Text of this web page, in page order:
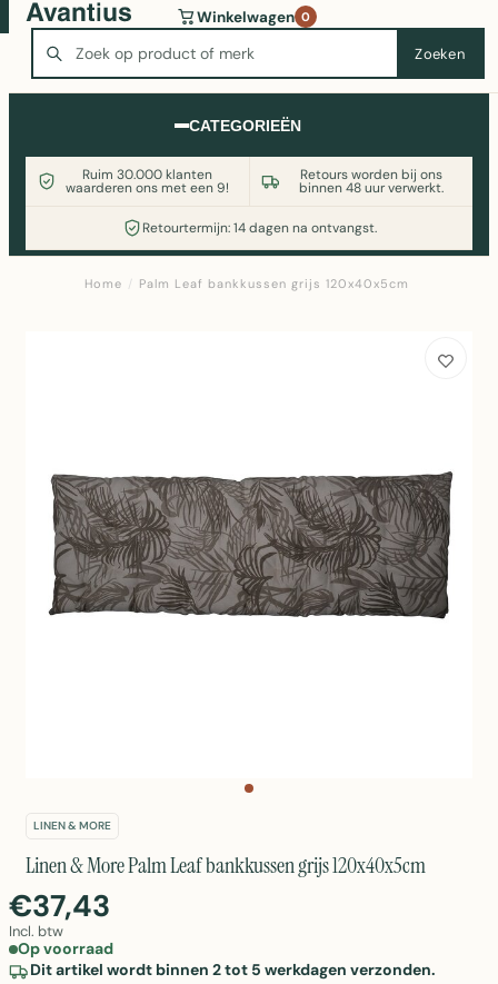
Zoeken
Winkelwagen 0
CATEGORIEËN
Ruim 30.000 klanten
waarderen ons met een 9!
Retours worden bij ons
binnen 48 uur verwerkt.
Retourtermijn: 14 dagen na ontvangst.
Wasmachine of koelkast nodig? Vergelijk alle prijzen op
Witgoedaanbod.nl
Home / Palm Leaf bankkussen grijs 120x40x5cm
LINEN & MORE
Linen & More Palm Leaf bankkussen grijs 120x40x5cm
€37,43
Incl. btw
Op voorraad
Dit artikel wordt binnen 2 tot 5 werkdagen verzonden.